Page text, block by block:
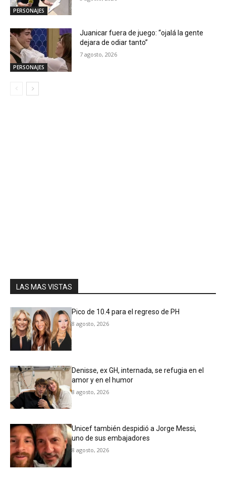
PERSONAJES
PERSONAJES
Juanicar fuera de juego: “ojalá la gente
dejara de odiar tanto”
7 agosto, 2026
LAS MAS VISTAS
Pico de 10.4 para el regreso de PH
8 agosto, 2026
Denisse, ex GH, internada, se refugia en el
amor y en el humor
8 agosto, 2026
Unicef también despidió a Jorge Messi,
uno de sus embajadores
8 agosto, 2026